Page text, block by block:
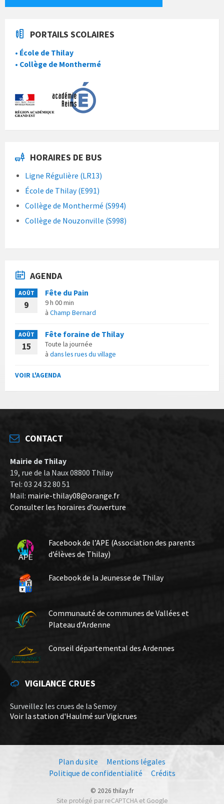
PORTAILS SCOLAIRES
• École de Thilay
• Collège de Monthermé
HORAIRES DE BUS
Ligne Régulière (LR13)
École de Thilay (E991)
Collège de Monthermé (S994)
Collège de Nouzonville (S998)
AGENDA
AOÛT
9
Fête du Pain
9 h 00 min
à Champ Bernard
AOÛT
15
Fête foraine de Thilay
Toute la journée
à dans les rues du village
VOIR L'AGENDA
CONTACT
Mairie de Thilay
19, rue de la Naux 08800 Thilay
Tel: 03 24 32 80 51
Mail: mairie-thilay08@orange.fr
Consulter les horaires d’ouverture
Facebook de l’APE (Association des parents
d’élèves de Thilay)
Facebook de la Jeunesse de Thilay
Communauté de communes de Vallées et
Plateau d’Ardenne
Conseil départemental des Ardennes
VIGILANCE CRUES
Surveillez les crues de la Semoy
Voir la station d'Haulmé sur Vigicrues
Plan du site
Mentions légales
Politique de confidentialité
Crédits
© 2026 thilay.fr
Site protégé par reCAPTCHA et Google